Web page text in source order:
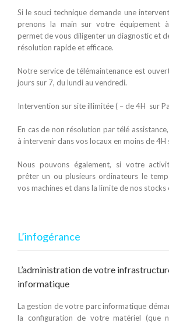
Si le souci technique demande une
prenons la main sur votre équipement
permet de vous diligenter un diagnostic et
résolution rapide et efficace.
Notre service de télémaintenance est
jours sur 7, du lundi au vendredi.
Intervention sur site illimitée ( – de 4H sur
En cas de non résolution par télé
à intervenir dans vos locaux en moins de 4H
Nous pouvons également, si votre
prêter un ou plusieurs ordinateurs le
vos machines et dans la limite de nos stocks
L’infogérance
L’administration de votre
informatique
La gestion de votre parc informatique
la configuration de votre matériel (que